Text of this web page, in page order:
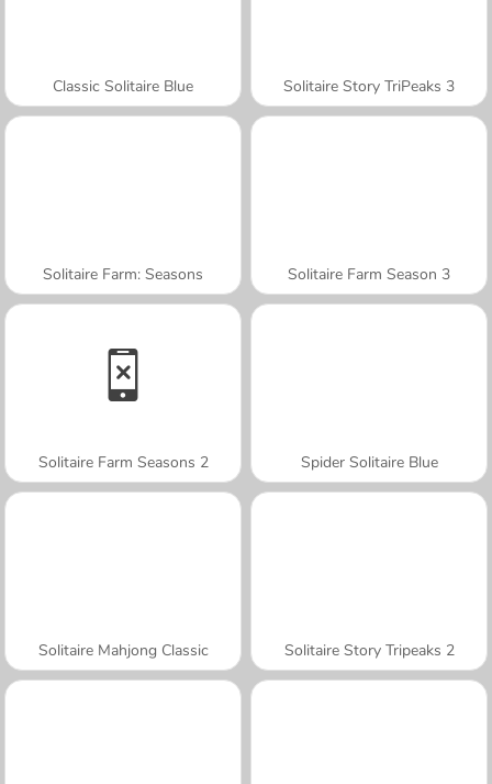
Classic Solitaire Blue Solitaire Story TriPeaks 3
Solitaire Farm: Seasons Solitaire Farm Season 3
Solitaire Farm Seasons 2 Spider Solitaire Blue
Solitaire Mahjong Classic Solitaire Story Tripeaks 2